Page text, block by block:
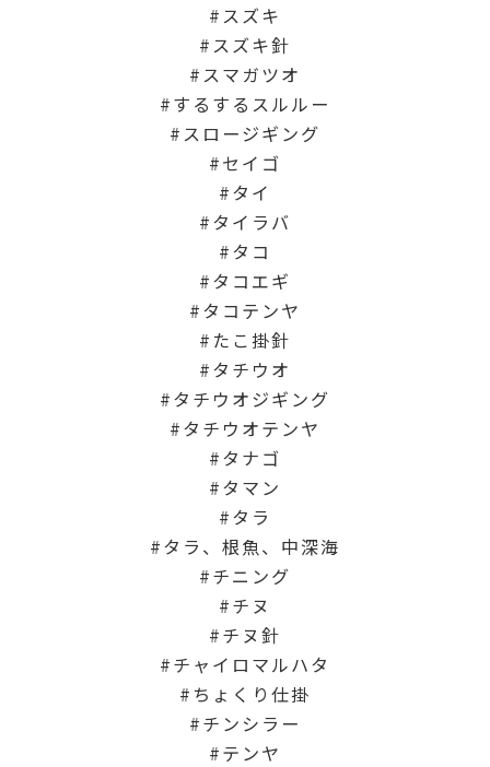
スズキ
スズキ針
スマガツオ
するするスルルー
スロージギング
セイゴ
タイ
タイラバ
タコ
タコエギ
タコテンヤ
たこ掛針
タチウオ
タチウオジギング
タチウオテンヤ
タナゴ
タマン
タラ
タラ、根魚、中深海
チニング
チヌ
チヌ針
チャイロマルハタ
ちょくり仕掛
チンシラー
テンヤ